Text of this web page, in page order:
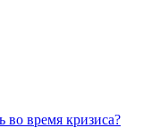
во время кризиса?